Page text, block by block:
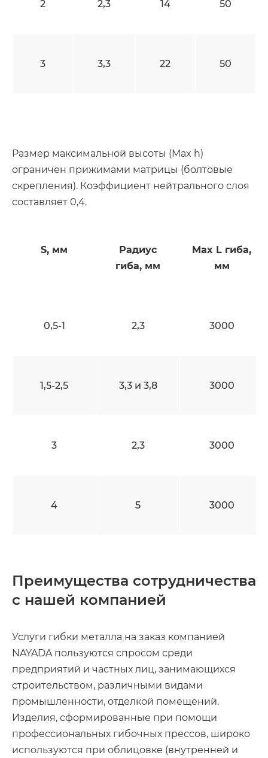
2 2,3 14 50
3 3,3 22 50
Размер максимальной высоты (Max h)
ограничен прижимами матрицы (болтовые
скрепления). Коэффициент нейтрального слоя
составляет 0,4.
S, мм
Радиус
гиба, мм
Max L гиба,
мм
0,5-1 2,3 3000
1,5-2,5 3,3 и 3,8 3000
3 2,3 3000
4 5 3000
Преимущества сотрудничества
с нашей компанией
Услуги гибки металла на заказ компанией
NAYADA пользуются спросом среди
предприятий и частных лиц, занимающихся
строительством, различными видами
промышленности, отделкой помещений.
Изделия, сформированные при помощи
профессиональных гибочных прессов, широко
используются при облицовке (внутренней и